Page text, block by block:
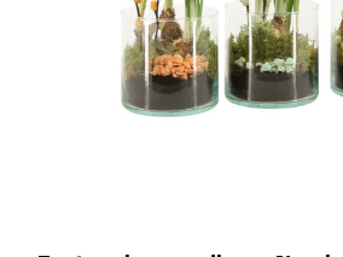
Drinkwaren
Drinkbekers